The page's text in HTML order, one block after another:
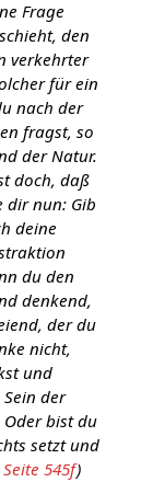
Frage
den
verkehrter
für ein
nach der
fragst, so
der Natur.
doch, daß
dir nun: Gib
deine
du den
denkend,
der du
nicht,
und
der
bist du
setzt und
545f)